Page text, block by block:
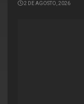
2 DE AGOSTO, 2026